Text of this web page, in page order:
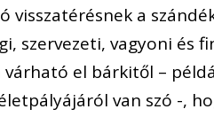
visszatérésnek a
szervezeti, vagyoni és
el bárkitől –
van szó -,